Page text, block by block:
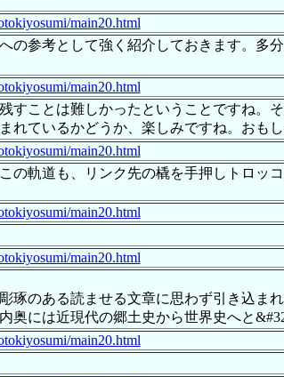
main20.html
の参考として強く紹介しておきます。多
main20.html
すことは難しかったということですね。
ているかどうか、楽しみですね。おもし
main20.html
の軌道も、リンク先の橇を手押しトロ
main20.html
main20.html
のある読ませる文章に思わず引き込ま
には近現代の郷土史から世界史へと
main20.html